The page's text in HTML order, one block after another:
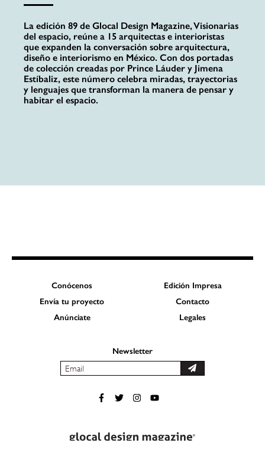
La edición 89 de Glocal Design Magazine, Visionarias
del espacio, reúne a 15 arquitectas e interioristas
que expanden la conversación sobre arquitectura,
diseño e interiorismo en México. Con dos portadas
de colección creadas por Prince Láuder y Jimena
Estíbaliz, este número celebra miradas, trayectorias
y lenguajes que transforman la manera de pensar y
habitar el espacio.
Conócenos
Edición Impresa
Envía tu proyecto
Contacto
Anúnciate
Legales
Newsletter